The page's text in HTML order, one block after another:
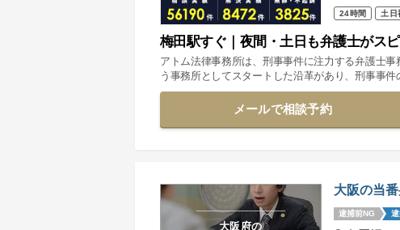
24時間 土日
梅田駅すぐ｜夜間・土日も弁護士がス
アトム法律事務所は、刑事事件に注力する弁護士
う事務所としてスタートした沿革があり、刑事事件
メールで相談予約
大阪の当
逮捕前NG
大阪府の